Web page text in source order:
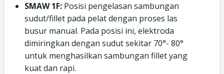
SMAW 1F: Posisi pengelasan sambungan
sudut/fillet pada pelat dengan proses las
busur manual. Pada posisi ini, elektroda
dimiringkan dengan sudut sekitar 70°- 80°
untuk menghasilkan sambungan fillet yang
kuat dan rapi.